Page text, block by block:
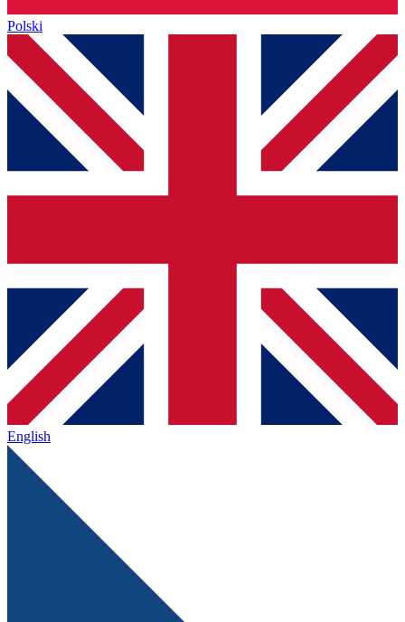
Polski
English